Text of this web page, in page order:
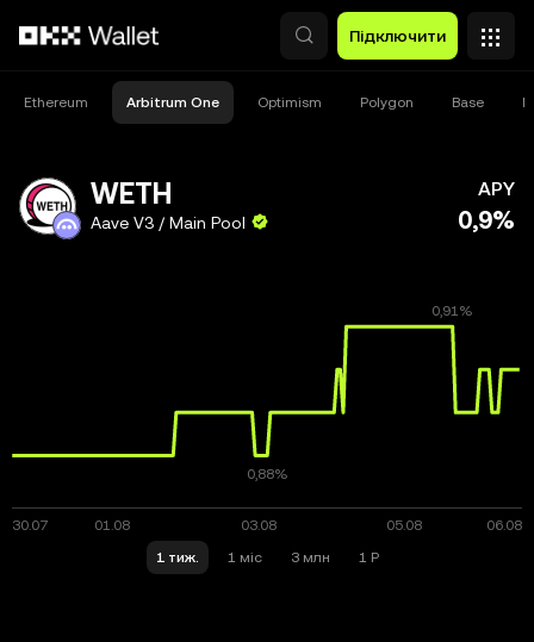
Підключити
Ethereum Arbitrum One Optimism Polygon Base
WETH
Aave V3 / Main Pool
APY
0,9%
1 тиж. 1 міс 3 млн 1 Р